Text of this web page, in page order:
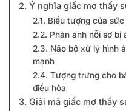
2. Ý nghĩa giấc mơ thấy
2.1. Biểu tượng của
2.2. Phản ánh nỗi sợ bị
2.3. Não bộ xử lý hình
mạnh
2.4. Tượng trưng cho
điều hòa
3. Giải mã giấc mơ thấy